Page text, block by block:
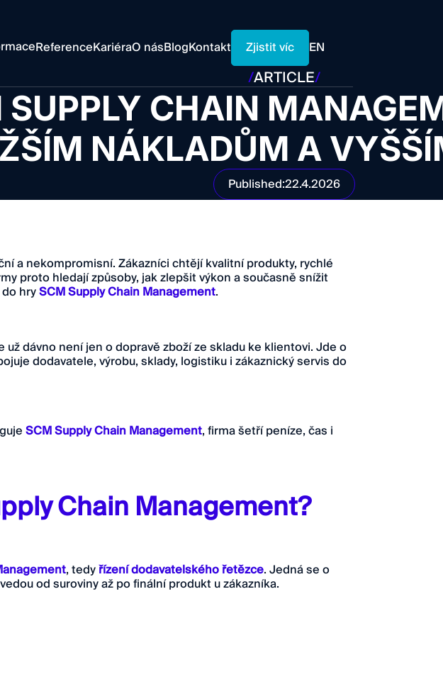
ReferenceKariéraO násBlogKontakt Zjistit víc EN
/ARTICLE/
SUPPLY CHAIN
NÁKLADŮM A
Published:22.4.2026
a nekompromisní. Zákazníci chtějí kvalitní produkty, rychlé
proto hledají způsoby, jak zlepšit výkon a současně snížit
hrySCM Supply Chain Management.
dávno není jen o dopravě zboží ze skladu ke klientovi. Jde o
dodavatele, výrobu, sklady, logistiku i zákaznický servis do
SCM Supply Chain Management, firma šetří peníze, čas i
Chain Management?
, tedyřízení dodavatelského řetězce. Jedná se o
od suroviny až po finální produkt u zákazníka.